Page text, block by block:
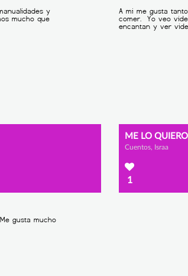
ME LO
Cuentos, Israa
1